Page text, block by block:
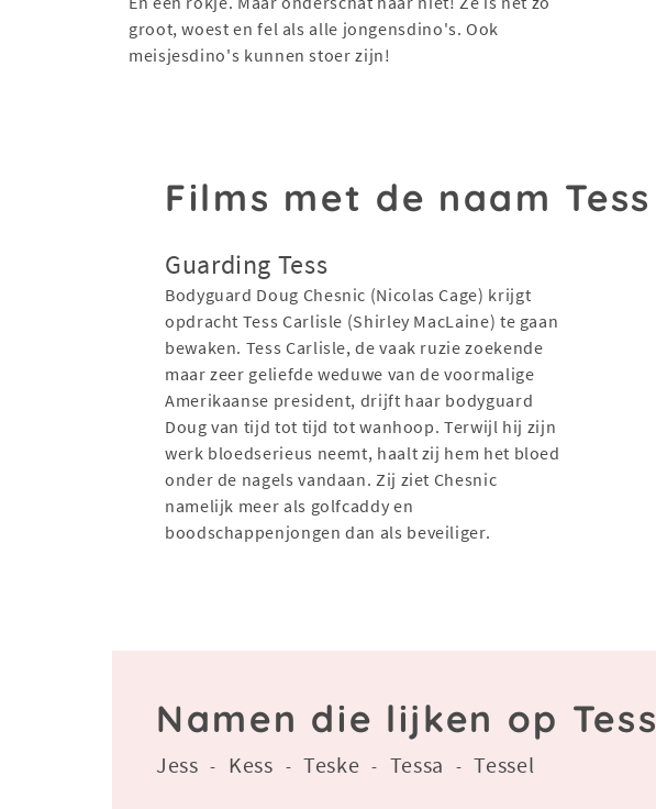
groot, woest en fel als alle jongensdino's. Ook
meisjesdino's kunnen stoer zijn!
Films met de naam Tess
Guarding Tess
Bodyguard Doug Chesnic (Nicolas Cage) krijgt
opdracht Tess Carlisle (Shirley MacLaine) te gaan
bewaken. Tess Carlisle, de vaak ruzie zoekende
maar zeer geliefde weduwe van de voormalige
Amerikaanse president, drijft haar bodyguard
Doug van tijd tot tijd tot wanhoop. Terwijl hij zijn
werk bloedserieus neemt, haalt zij hem het bloed
onder de nagels vandaan. Zij ziet Chesnic
namelijk meer als golfcaddy en
boodschappenjongen dan als beveiliger.
Namen die lijken op Tess
Jess - Kess -Teske - Tessa -Tessel